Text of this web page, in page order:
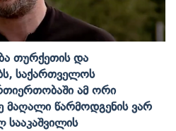
Თურქეთის Და
Საქართველოს
Ამ Ორი
Მაღალი Წარმოდგენის Ვარ
Სააკაშვილის